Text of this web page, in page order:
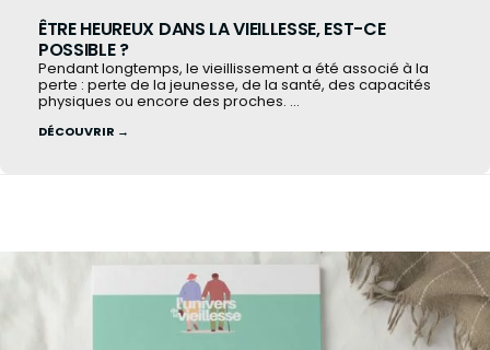
ÊTRE HEUREUX DANS LA VIEILLESSE, EST-CE
POSSIBLE ?
Pendant longtemps, le vieillissement a été associé à la
perte : perte de la jeunesse, de la santé, des capacités
physiques ou encore des proches. ...
DÉCOUVRIR →